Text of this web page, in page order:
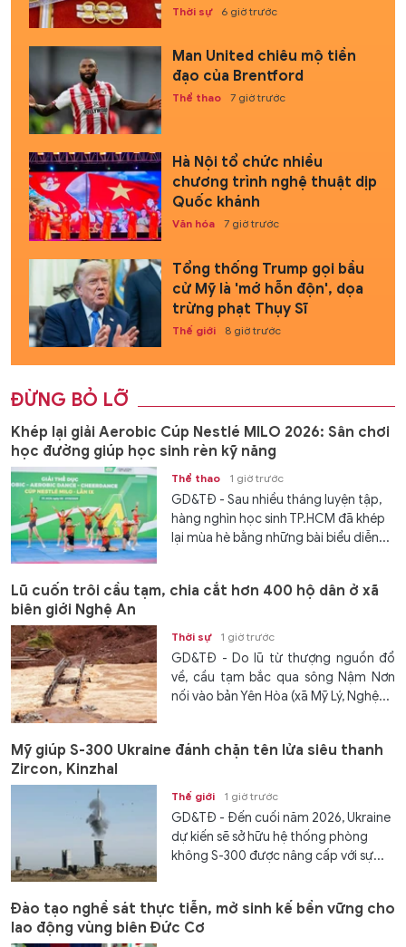
Thời sự 6 giờ trước
Man United chiêu mộ tiền
đạo của Brentford
Thể thao 7 giờ trước
Hà Nội tổ chức nhiều
chương trình nghệ thuật dịp
Quốc khánh
Văn hóa 7 giờ trước
Tổng thống Trump gọi bầu
cử Mỹ là 'mớ hỗn độn', dọa
trừng phạt Thụy Sĩ
Thế giới 8 giờ trước
ĐỪNG BỎ LỠ
Khép lại giải Aerobic Cúp Nestlé MILO 2026: Sân chơi
học đường giúp học sinh rèn kỹ năng
Thể thao 1 giờ trước
GD&TĐ - Sau nhiều tháng luyện tập,
hàng nghìn học sinh TP.HCM đã khép
lại mùa hè bằng những bài biểu diễn...
Lũ cuốn trôi cầu tạm, chia cắt hơn 400 hộ dân ở xã
biên giới Nghệ An
Thời sự 1 giờ trước
GD&TĐ - Do lũ từ thượng nguồn đổ
về, cầu tạm bắc qua sông Nậm Nơn
nối vào bản Yên Hòa (xã Mỹ Lý, Nghệ...
Mỹ giúp S-300 Ukraine đánh chặn tên lửa siêu thanh
Zircon, Kinzhal
Thế giới 1 giờ trước
GD&TĐ - Đến cuối năm 2026, Ukraine
dự kiến ​​sẽ sở hữu hệ thống phòng
không S-300 được nâng cấp với sự...
Đào tạo nghề sát thực tiễn, mở sinh kế bền vững cho
lao động vùng biên Đức Cơ